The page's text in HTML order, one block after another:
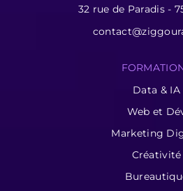
32 rue de Paradis -
Data & IA
Web et
Marketing
Créativité